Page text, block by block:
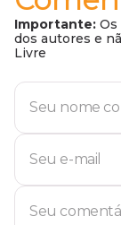
Importante:
dos autores e
Livre